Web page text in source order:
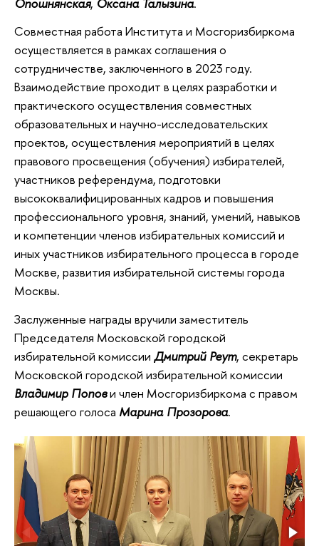
Совместная работа Института и Мосгоризбиркома
осуществляется в рамках соглашения о
сотрудничестве, заключенного в 2023 году.
Взаимодействие проходит в целях разработки и
практического осуществления совместных
образовательных и научно-исследовательских
проектов, осуществления мероприятий в целях
правового просвещения (обучения) избирателей,
участников референдума, подготовки
высококвалифицированных кадров и повышения
профессионального уровня, знаний, умений, навыков
и компетенции членов избирательных комиссий и
иных участников избирательного процесса в городе
Москве, развития избирательной системы города
Москвы.
Заслуженные награды вручили заместитель
Председателя Московской городской
избирательной комиссии Дмитрий Реут, секретарь
Московской городской избирательной комиссии
Владимир Попови член Мосгоризбиркома с правом
решающего голоса Марина Прозорова.